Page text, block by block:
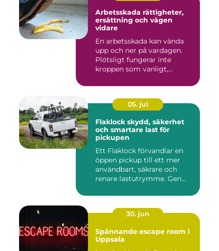
Arbetsskada rättigheter,
ersättning och vägen
vidare
En arbetsskada kan vända
upp och ner på vardagen.
Plötsligt fungerar inte
kroppen som vanligt,
05. jul
Flaklock skydd, säkerhet
och smartare last för
pickupen
Ett Flaklock förvandlar en
öppen pickup till ett mer
användbart, säkrare och
renare lastutrymme. Gen...
30. jun
Spännande escape room i
Uppsala